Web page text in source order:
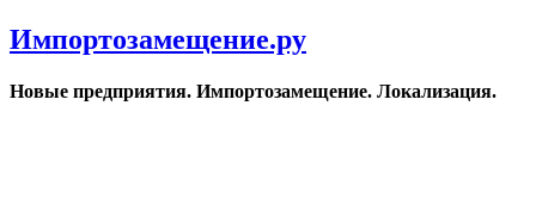
Импортозамещение.ру
Новые предприятия. Импортозамещение. Локализация.